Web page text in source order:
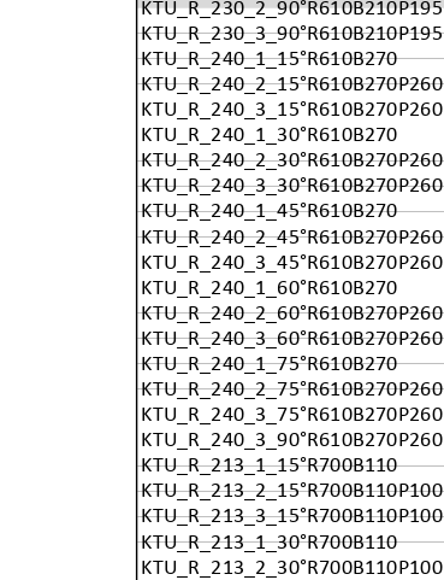
KTU_R_230_2_90°R610B210P195
KTU_R_230_3_90°R610B210P195
KTU_R_240_1_15°R610B270
KTU_R_240_2_15°R610B270P260
KTU_R_240_3_15°R610B270P260
KTU_R_240_1_30°R610B270
KTU_R_240_2_30°R610B270P260
KTU_R_240_3_30°R610B270P260
KTU_R_240_1_45°R610B270
KTU_R_240_2_45°R610B270P260
KTU_R_240_3_45°R610B270P260
KTU_R_240_1_60°R610B270
KTU_R_240_2_60°R610B270P260
KTU_R_240_3_60°R610B270P260
KTU_R_240_1_75°R610B270
KTU_R_240_2_75°R610B270P260
KTU_R_240_3_75°R610B270P260
KTU_R_240_3_90°R610B270P260
KTU_R_213_1_15°R700B110
KTU_R_213_2_15°R700B110P100
KTU_R_213_3_15°R700B110P100
KTU_R_213_1_30°R700B110
KTU_R_213_2_30°R700B110P100